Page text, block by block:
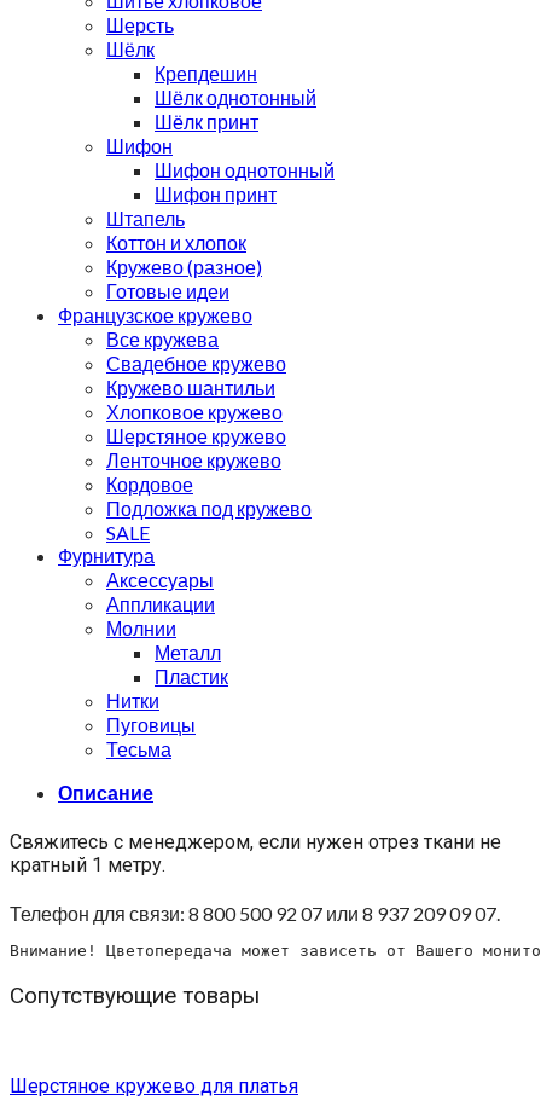
Шерсть
Шёлк
Крепдешин
Шёлк однотонный
Шёлк принт
Шифон
Шифон однотонный
Шифон принт
Штапель
Коттон и хлопок
Кружево (разное)
Готовые идеи
Французское кружево
Все кружева
Свадебное кружево
Кружево шантильи
Хлопковое кружево
Шерстяное кружево
Ленточное кружево
Кордовое
Подложка под кружево
SALE
Фурнитура
Аксессуары
Аппликации
Молнии
Металл
Пластик
Нитки
Пуговицы
Тесьма
Описание
Свяжитесь с менеджером, если нужен отрез ткани не
кратный 1 метру.
Телефон для связи: 8 800 500 92 07 или 8 937 209 09 07.
Внимание! Цветопередача может зависеть от Вашего
Сопутствующие товары
Шерстяное кружево для платья